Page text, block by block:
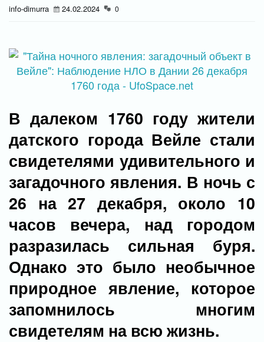
info-dimurra 24.02.2024 0
В далеком 1760 году жители
датского города Вейле стали
свидетелями удивительного и
загадочного явления. В ночь с
26 на 27 декабря, около 10
часов вечера, над городом
разразилась сильная буря.
Однако это было необычное
природное явление, которое
запомнилось многим
свидетелям на всю жизнь.